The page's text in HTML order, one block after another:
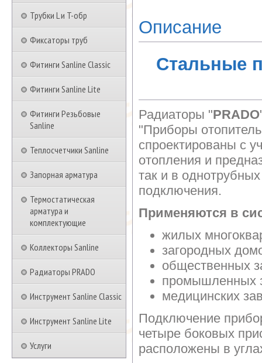
Трубки L и T-обр
Фиксаторы труб
Фитинги Sanline Classic
Фитинги Sanline Lite
Фитинги Резьбовые
Sanline
Теплосчетчики Sanline
Запорная арматура
Термостатическая
арматура и
комплектующие
Коллекторы Sanline
Радиаторы PRADO
Инструмент Sanline Classic
Инструмент Sanline Lite
Услуги
Описание
Стальные
Радиаторы "PRADO
"Приборы
спроектированы с
отопления и
так и в
подключения.
Применяются в
жилых
загородных
общественных
промышленных
медицинских
Подключение
четыре боковых
расположены в